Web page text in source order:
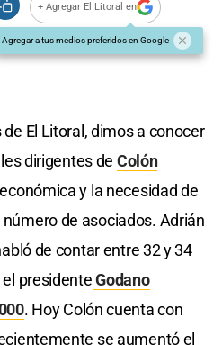
+ Agregar El Litoral en
Agregar a tus medios preferidos en Google
El Litoral, dimos a conocer
dirigentes de Colón
y la necesidad de
de asociados. Adrián
de contar entre 32 y 34
presidenteGodano
. Hoy Colón cuenta con
se aumentó el